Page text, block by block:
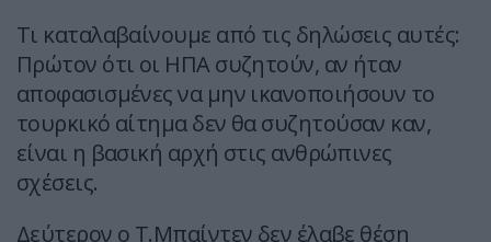
Τι καταλαβαίνουμε από τις δηλώσεις αυτές:
Πρώτον ότι οι ΗΠΑ συζητούν, αν ήταν
αποφασισμένες να μην ικανοποιήσουν το
τουρκικό αίτημα δεν θα συζητούσαν καν,
είναι η βασική αρχή στις ανθρώπινες
σχέσεις.
Δεύτερον ο Τ.Μπαίντεν δεν έλαβε θέση